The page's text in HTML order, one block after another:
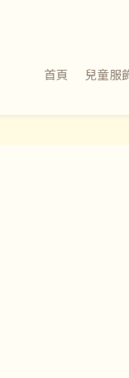
首頁 兒童服